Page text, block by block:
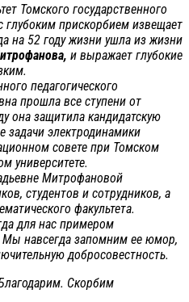
Томского государственного
глубоким прискорбием извещает
на 52 году жизни ушла из жизни
и выражает глубокие
педагогического
прошла все ступени от
она защитила кандидатскую
задачи электродинамики
совете при Томском
университете.
Митрофановой
студентов и сотрудников, а
факультета.
для нас примером
Мы навсегда запомним ее юмор,
добросовестность.
Скорбим